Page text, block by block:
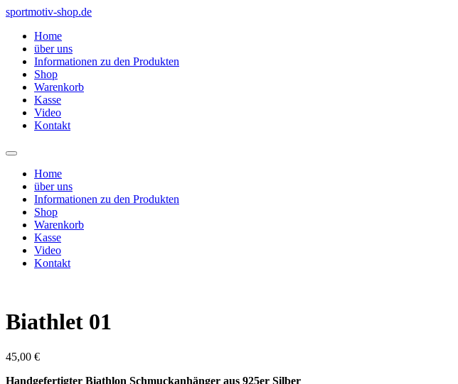
Zum
springen
sportmotiv-shop.de
Home
über uns
Informationen zu den Produkten
Shop
Warenkorb
Kasse
Video
Kontakt
Home
über uns
Informationen zu den Produkten
Shop
Warenkorb
Kasse
Video
Kontakt
Biathlet 01
45,00 €
Handgefertigter Biathlon Schmuckanhänger aus 925er Silber